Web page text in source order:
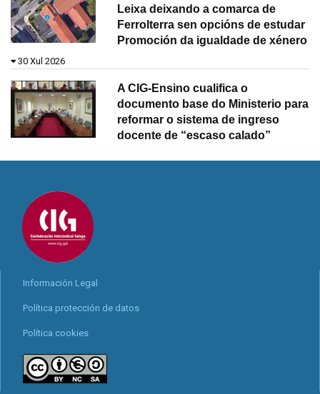
Leixa deixando a comarca de
Ferrolterra sen opcións de estudar
Promoción da igualdade de xénero
30 Xul 2026
A CIG-Ensino cualifica o
documento base do Ministerio para
reformar o sistema de ingreso
docente de “escaso calado”
Información Legal
Política protección de datos
Política cookies